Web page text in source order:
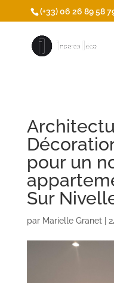
/* Ouvrir les icônes du
(+33) 06 26 89 58
pour un
Sur
par Marielle Granet|